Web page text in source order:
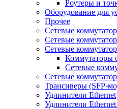
Роутеры и
Оборудование для
Прочее
Сетевые
Сетевые
Сетевые
Коммутаторы
Сетевые
Сетевые
Трансиверы (SFP-
Удлинители Ethernet
Удлинители Ethernet